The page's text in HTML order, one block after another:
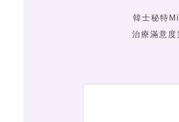
韓士秘特
治療滿意